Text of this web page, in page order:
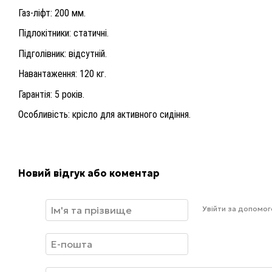
Газ-ліфт: 200 мм.
Підлокітники: статичні.
Підголівник: відсутній.
Навантаження: 120 кг.
Гарантія: 5 років.
Особливість: крісло для активного сидіння.
Новий відгук або коментар
Увійти за